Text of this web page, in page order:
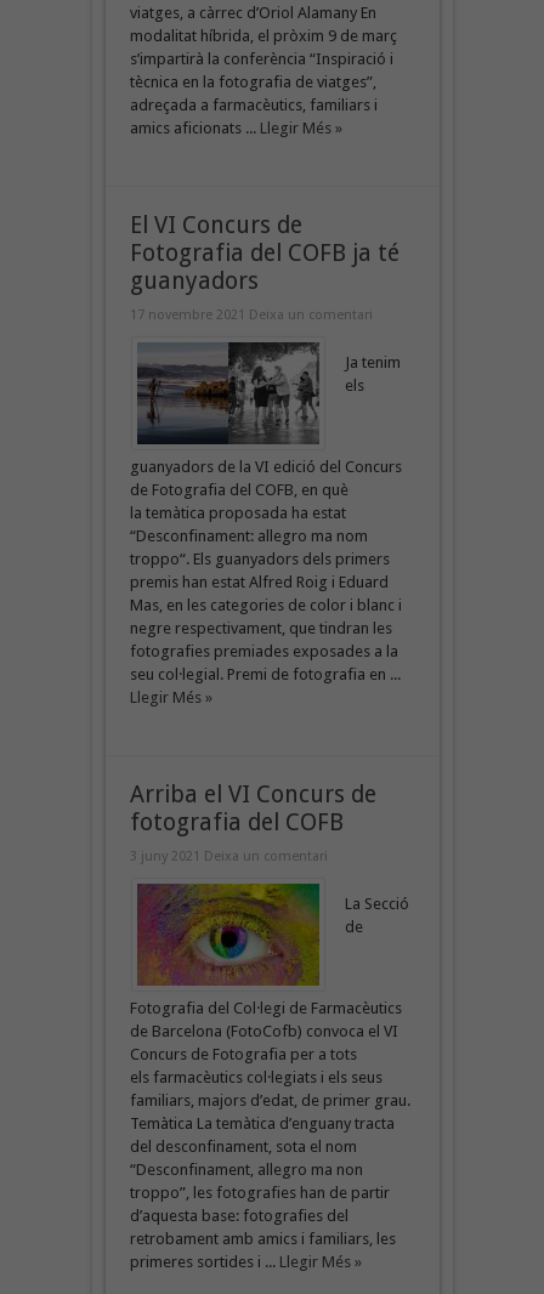
viatges, a càrrec d’Oriol Alamany En
modalitat híbrida, el pròxim 9 de març
s’impartirà la conferència “Inspiració i
tècnica en la fotografia de viatges”,
adreçada a farmacèutics, familiars i
amics aficionats ... Llegir Més »
El VI Concurs de
Fotografia del COFB ja té
guanyadors
17 novembre 2021 Deixa un comentari
Ja tenim
els
guanyadors de la VI edició del Concurs
de Fotografia del COFB, en què
la temàtica proposada ha estat
“Desconfinament: allegro ma nom
troppo“. Els guanyadors dels primers
premis han estat Alfred Roig i Eduard
Mas, en les categories de color i blanc i
negre respectivament, que tindran les
fotografies premiades exposades a la
seu col·legial. Premi de fotografia en ...
Llegir Més »
Arriba el VI Concurs de
fotografia del COFB
3 juny 2021 Deixa un comentari
La Secció
de
Fotografia del Col·legi de Farmacèutics
de Barcelona (FotoCofb) convoca el VI
Concurs de Fotografia per a tots
els farmacèutics col·legiats i els seus
familiars, majors d’edat, de primer grau.
Temàtica La temàtica d’enguany tracta
del desconfinament, sota el nom
“Desconfinament, allegro ma non
troppo”, les fotografies han de partir
d’aquesta base: fotografies del
retrobament amb amics i familiars, les
primeres sortides i ... Llegir Més »